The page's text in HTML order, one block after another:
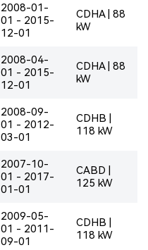
2008-01-
01 - 2015-
12-01
CDHA | 88
kW
2008-04-
01 - 2015-
12-01
CDHA | 88
kW
2008-09-
01 - 2012-
03-01
CDHB |
118 kW
2007-10-
01 - 2017-
01-01
CABD |
125 kW
2009-05-
01 - 2011-
09-01
CDHB |
118 kW